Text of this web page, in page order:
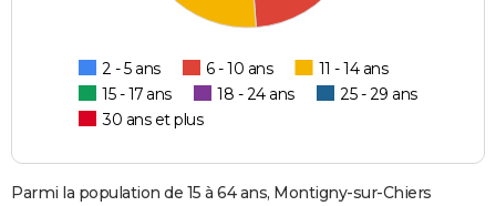
2 - 5 ans 6 - 10 ans
11 - 14 ans
15 - 17 ans
18 - 24 ans
25 - 29 ans
30 ans et plus
Parmi la population de 15 à 64 ans, Montigny-sur-Chiers